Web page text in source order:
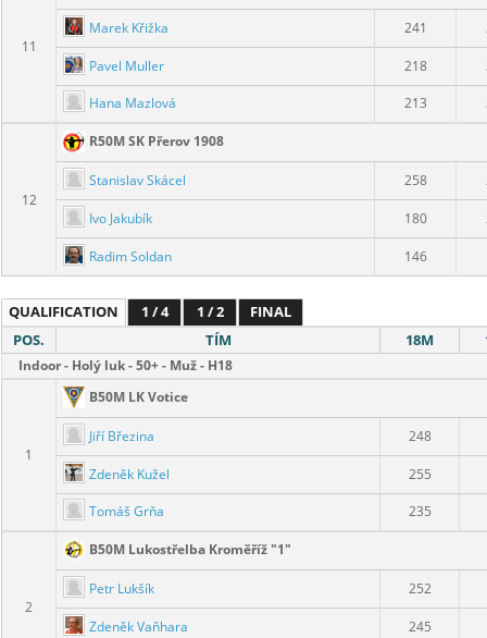
11
Marek Křižka 241
Pavel Muller 218
Hana Mazlová
213
12
R50M SK Přerov 1908
Stanislav Skácel 258
Ivo Jakubík 180
Radim Soldan 146
QUALIFICATION 1 / 4 1 / 2
FINAL
POS.
TÍM 18M
Indoor - Holý luk - 50+ - Muž - H18
1
B50M LK Votice
Jiří Březina 248
Zdeněk Kužel
255
Tomáš Grňa
235
2
B50M Lukostřelba Kroměříž "1"
Petr Lukšík 252
Zdeněk Vaňhara
245